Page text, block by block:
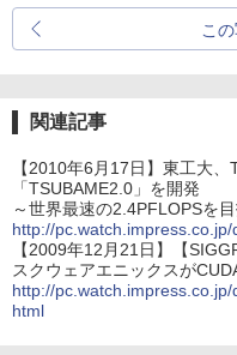
こ
関連記事
【2010年6月17日】東工大
「TSUBAME2.0」を開発
～世界最速の2.4PFLOPSを
http://
【2009年12月21日】【
スクウェアエニックスが
http://
html